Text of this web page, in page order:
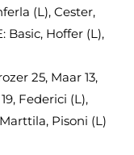
(L), Cester,
Basic, Hoffer (L),
25, Maar 13,
Federici (L),
Pisoni (L)